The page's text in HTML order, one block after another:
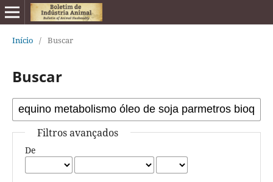
Início / Buscar
Buscar
Filtros avançados
De